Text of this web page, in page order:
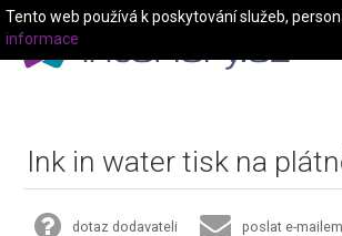
Ink in water tisk na
dotaz dodavateli poslat e-mailem
Tento web používá k poskytování služeb,
informace